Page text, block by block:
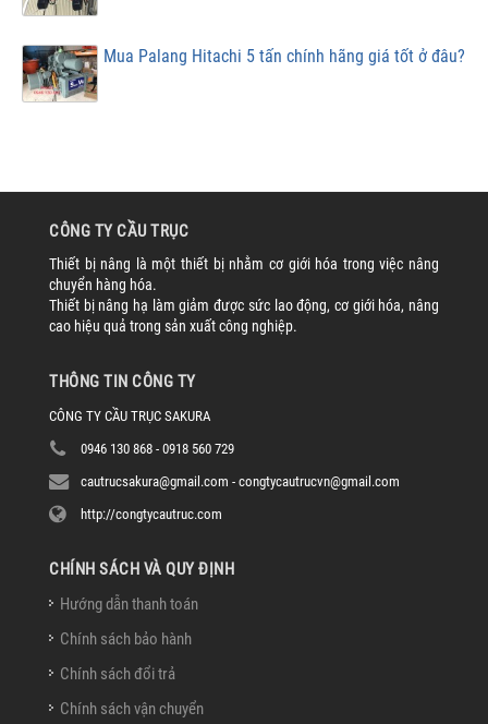
Mua Palang Hitachi 5 tấn chính hãng giá tốt ở đâu?
CÔNG TY CẦU TRỤC
Thiết bị nâng là một thiết bị nhằm cơ giới hóa trong việc nâng
chuyển hàng hóa.
Thiết bị nâng hạ làm giảm được sức lao động, cơ giới hóa, nâng
cao hiệu quả trong sản xuất công nghiệp.
THÔNG TIN CÔNG TY
CÔNG TY CẦU TRỤC SAKURA
0946 130 868 - 0918 560 729
cautrucsakura@gmail.com - congtycautrucvn@gmail.com
http://congtycautruc.com
CHÍNH SÁCH VÀ QUY ĐỊNH
Hướng dẫn thanh toán
Chính sách bảo hành
Chính sách đổi trả
Chính sách vận chuyển